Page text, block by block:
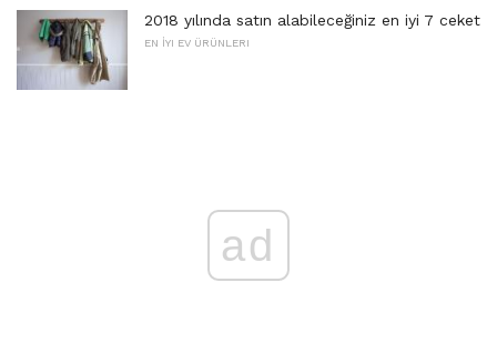
2018 yılında satın alabileceğiniz en iyi 7 ceket
EN İYI EV ÜRÜNLERI
ad